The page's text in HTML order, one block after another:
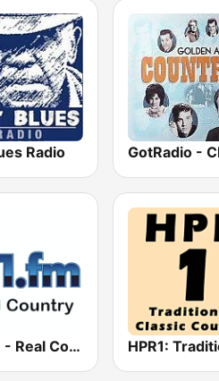
Radio
181.fm - Real Country